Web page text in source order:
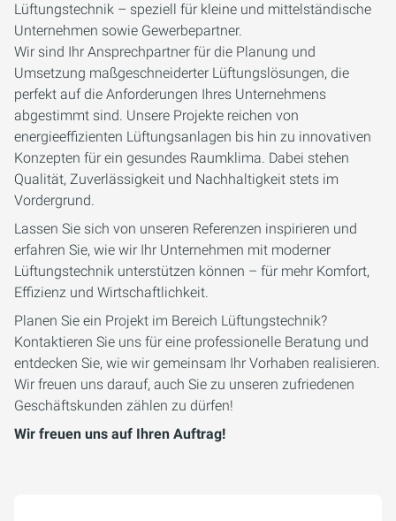
Lüftungstechnik – speziell für kleine und mittelständische
Unternehmen sowie Gewerbepartner.
Wir sind Ihr Ansprechpartner für die Planung und
Umsetzung maßgeschneiderter Lüftungslösungen, die
perfekt auf die Anforderungen Ihres Unternehmens
abgestimmt sind. Unsere Projekte reichen von
energieeffizienten Lüftungsanlagen bis hin zu innovativen
Konzepten für ein gesundes Raumklima. Dabei stehen
Qualität, Zuverlässigkeit und Nachhaltigkeit stets im
Vordergrund.
Lassen Sie sich von unseren Referenzen inspirieren und
erfahren Sie, wie wir Ihr Unternehmen mit moderner
Lüftungstechnik unterstützen können – für mehr Komfort,
Effizienz und Wirtschaftlichkeit.
Planen Sie ein Projekt im Bereich Lüftungstechnik?
Kontaktieren Sie uns für eine professionelle Beratung und
entdecken Sie, wie wir gemeinsam Ihr Vorhaben realisieren.
Wir freuen uns darauf, auch Sie zu unseren zufriedenen
Geschäftskunden zählen zu dürfen!
Wir freuen uns auf Ihren Auftrag!